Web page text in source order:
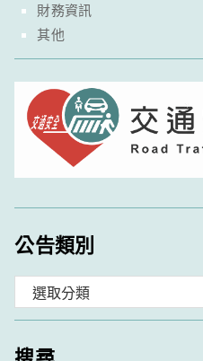
財務資訊
其他
公告類別
類